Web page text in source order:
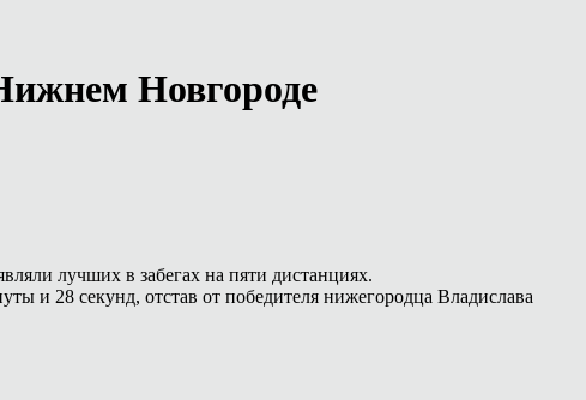
Новгороде
лучших в забегах на пяти дистанциях.
и 28 секунд, отстав от победителя нижегородца Владислава